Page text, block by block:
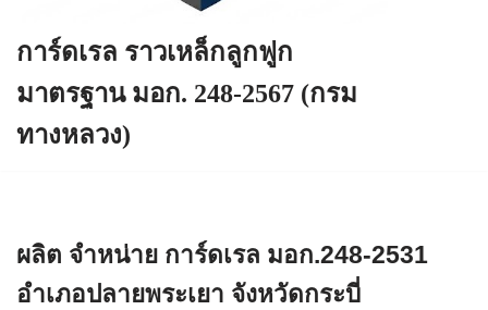
การ์ดเรล ราวเหล็กลูกฟูก
มาตรฐาน มอก. 248-2567 (กรม
ทางหลวง)
ผลิต จำหน่าย การ์ดเรล มอก.248-2531
อำเภอปลายพระเยา จังหวัดกระบี่